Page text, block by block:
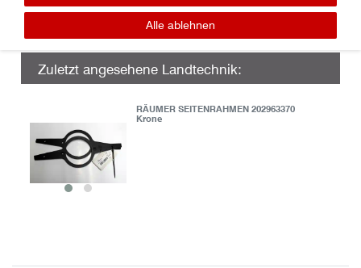
Zuletzt angesehene Landtechnik:
RÄUMER SEITENRAHMEN 202963370
Krone
Alle ablehnen